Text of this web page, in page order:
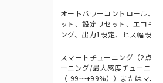
オートパワーコントロール、
ット、設定リセット、エコモ
ング、出力1設定、ヒス幅設定
スマートチューニング（2点
ーニング/最大感度チューニン
（-99～+99%））またはマニ
読みいただき、同意のうえ
スは、当社制御機器事業取扱
社在庫状況および標準価格
EU RoHS指令（10物質）の
の商品で、対応品を出す予
EU RoHS指令（10物質）の
況を調査中または確認中の